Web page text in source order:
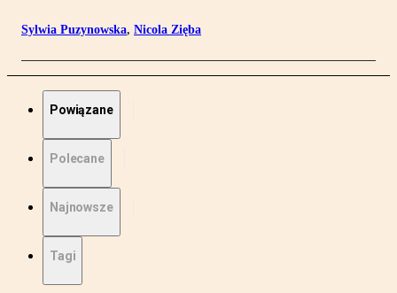
Sylwia Puzynowska, Nicola Zięba
Powiązane
Polecane
Najnowsze
Tagi